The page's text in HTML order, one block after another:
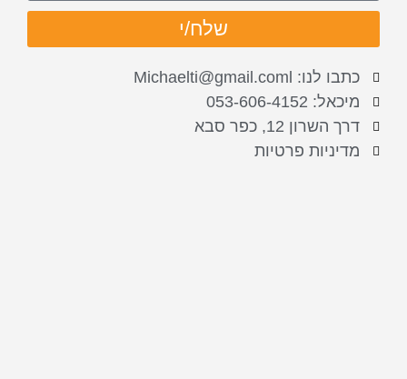
שלח/י
כתבו לנו: Michaelti@gmail.coml
מיכאל: 053-606-4152
דרך השרון 12, כפר סבא
מדיניות פרטיות